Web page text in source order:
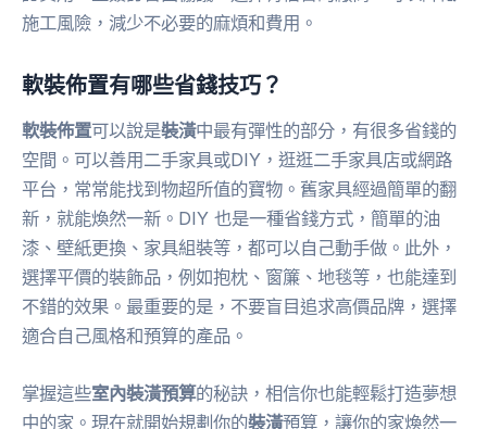
施工風險，減少不必要的麻煩和費用。
軟裝佈置有哪些省錢技巧？
軟裝佈置可以說是裝潢中最有彈性的部分，有很多省錢的
空間。可以善用二手家具或DIY，逛逛二手家具店或網路
平台，常常能找到物超所值的寶物。舊家具經過簡單的翻
新，就能煥然一新。DIY 也是一種省錢方式，簡單的油
漆、壁紙更換、家具組裝等，都可以自己動手做。此外，
選擇平價的裝飾品，例如抱枕、窗簾、地毯等，也能達到
不錯的效果。最重要的是，不要盲目追求高價品牌，選擇
適合自己風格和預算的產品。
掌握這些室內裝潢預算的秘訣，相信你也能輕鬆打造夢想
中的家。現在就開始規劃你的裝潢預算，讓你的家煥然一